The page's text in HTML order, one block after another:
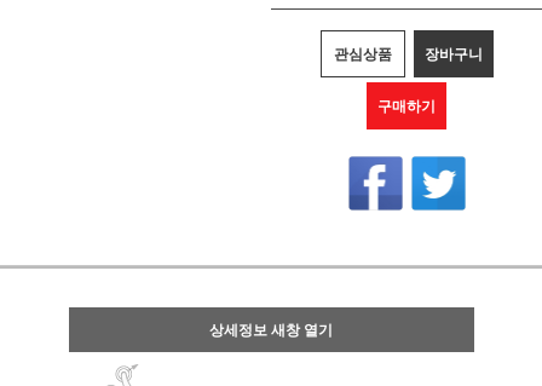
관심상품 장바구니
구매하기
상세정보 새창 열기